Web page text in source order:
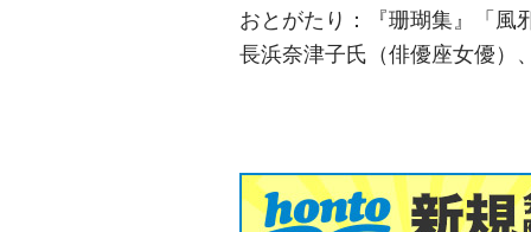
おとがたり：『珊瑚集』「
長浜奈津子氏（俳優座女優）